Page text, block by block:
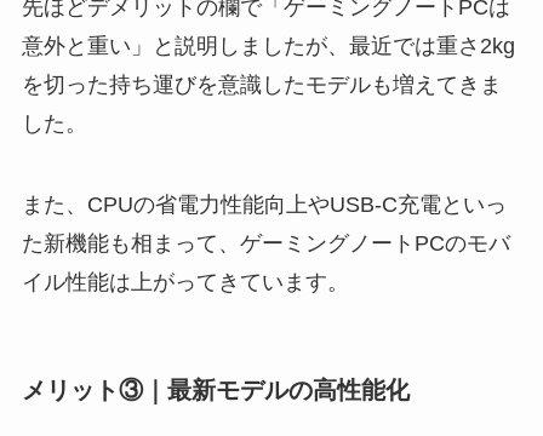
先ほどデメリットの欄で「ゲーミングノートPCは
意外と重い」と説明しましたが、最近では重さ2kg
を切った持ち運びを意識したモデルも増えてきま
した。
また、CPUの省電力性能向上やUSB-C充電といっ
た新機能も相まって、ゲーミングノートPCのモバ
イル性能は上がってきています。
メリット③｜最新モデルの高性能化